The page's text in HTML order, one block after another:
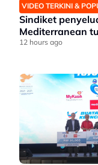
VIDEO TERKINI &
Sindiket
Mediterranean
12 hours ago